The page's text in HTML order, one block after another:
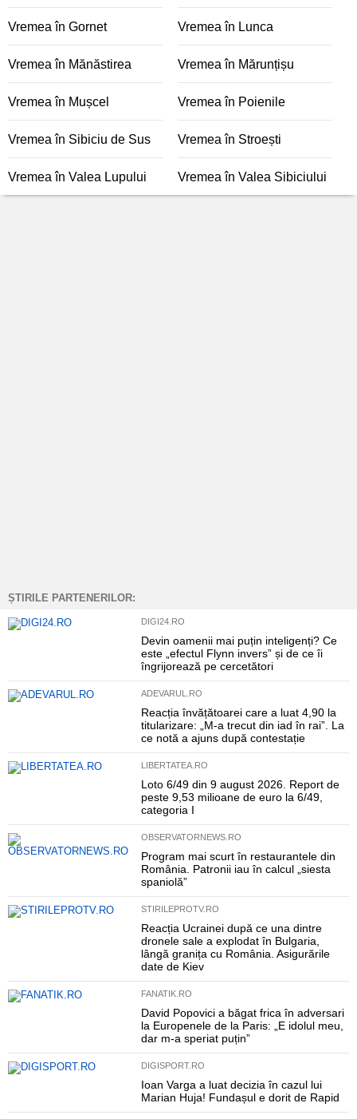
Vremea în Gornet Vremea în Lunca
Vremea în Mănăstirea Vremea în Mărunțișu
Vremea în Mușcel Vremea în Poienile
Vremea în Sibiciu de Sus Vremea în Stroești
Vremea în Valea Lupului Vremea în Valea Sibiciului
ȘTIRILE PARTENERILOR:
DIGI24.RO
Devin oamenii mai puțin inteligenți? Ce
este „efectul Flynn invers” și de ce îi
îngrijorează pe cercetători
ADEVARUL.RO
Reacția învățătoarei care a luat 4,90 la
titularizare: „M-a trecut din iad în rai”. La
ce notă a ajuns după contestație
LIBERTATEA.RO
Loto 6/49 din 9 august 2026. Report de
peste 9,53 milioane de euro la 6/49,
categoria I
OBSERVATORNEWS.RO
Program mai scurt în restaurantele din
România. Patronii iau în calcul „siesta
spaniolă”
STIRILEPROTV.RO
Reacția Ucrainei după ce una dintre
dronele sale a explodat în Bulgaria,
lângă granița cu România. Asigurările
date de Kiev
FANATIK.RO
David Popovici a băgat frica în adversari
la Europenele de la Paris: „E idolul meu,
dar m-a speriat puțin”
DIGISPORT.RO
Ioan Varga a luat decizia în cazul lui
Marian Huja! Fundașul e dorit de Rapid